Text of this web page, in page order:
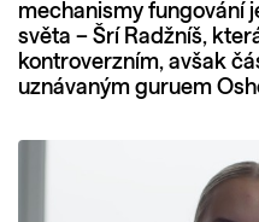
mechanismy fungování
světa – Šrí Radžníš,
kontroverzním, avšak
uznávaným guruem